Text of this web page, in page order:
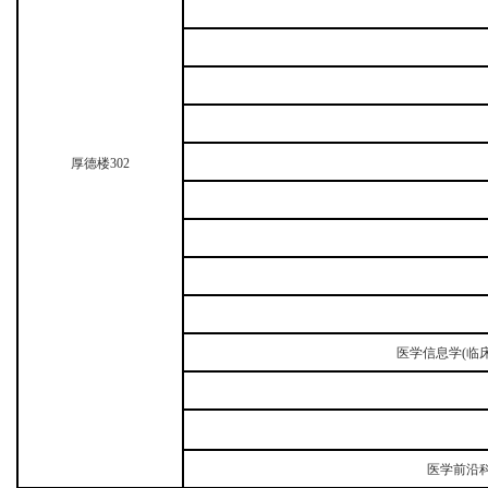
厚德楼302
医学信息学(临
医学前沿